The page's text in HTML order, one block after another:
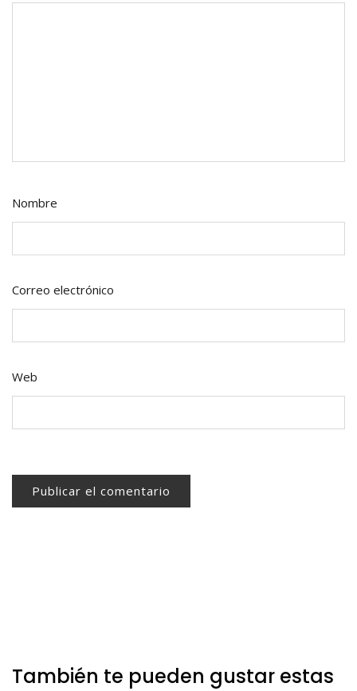
Nombre
Correo electrónico
Web
También te pueden gustar estas